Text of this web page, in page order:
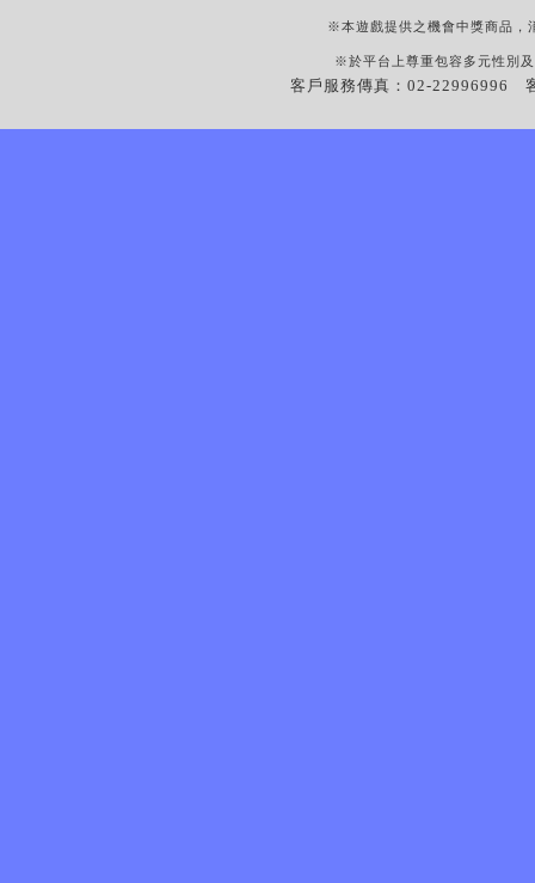
※本遊戲提供之機會中獎商品，
※於平台上尊重包容多元性別
客戶服務傳真：02-22996996